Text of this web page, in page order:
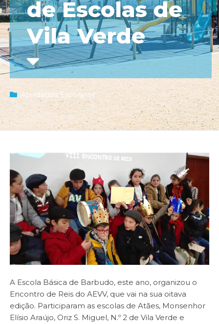
de Escolas de
Vila Verde
Atividades Escolares
A Escola Básica de Barbudo, este ano, organizou o
Encontro de Reis do AEVV, que vai na sua oitava
edição. Participaram as escolas de Atães, Monsenhor
Elísio Araújo, Oriz S. Miguel, N.º 2 de Vila Verde e